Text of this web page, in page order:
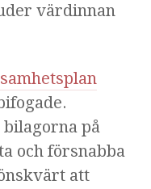
värdinnan
bilagorna på
och försnabba
att